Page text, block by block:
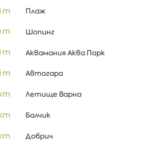
m Плаж
m Шопинг
m Аквамания Аква Парк
m Автогара
Летище Варна
Балчик
Добрич